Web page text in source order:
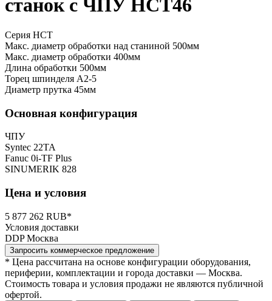
станок с ЧПУ HCT46
Серия HCT
Макс. диаметр обработки над станиной 500мм
Макс. диаметр обработки 400мм
Длина обработки 500мм
Торец шпинделя A2-5
Диаметр прутка 45мм
Основная конфигурация
ЧПУ
Syntec 22TA
Fanuc 0i-TF Plus
SINUMERIK 828
Цена и условия
5 877 262 RUB*
Условия доставки
DDP Москва
Запросить коммерческое предложение
* Цена рассчитана на основе конфигурации оборудования,
периферии, комплектации и города доставки — Москва.
Стоимость товара и условия продажи не являются публичной
офертой.